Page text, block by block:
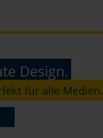
Design.
für alle Medien.